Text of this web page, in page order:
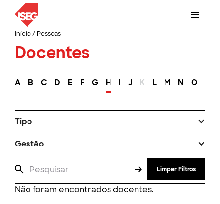
Início/ Pessoas
Docentes
A B C D E F G H I J K L M N O
Tipo
Gestão
Limpar Filtros
Não foram encontrados docentes.